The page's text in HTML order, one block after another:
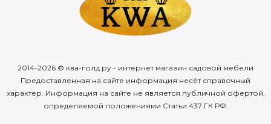
2014-2026 © ква-голд.ру - интернет магазин садовой мебели
Предоставленная на сайте информация несёт справочный
характер. Информация на сайте не является публичной офертой,
определяемой положениями Статьи 437 ГК РФ.